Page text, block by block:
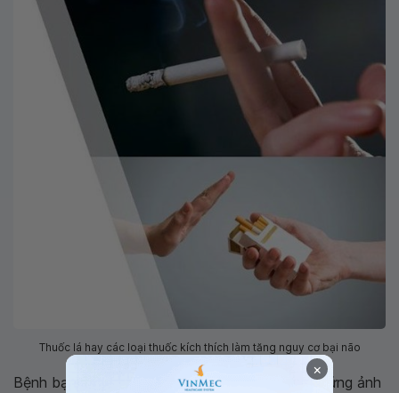
Thuốc lá hay các loại thuốc kích thích làm tăng nguy cơ bại não
Bệnh bại não là căn bệnh nguy hiểm để lại di chứng ảnh
×